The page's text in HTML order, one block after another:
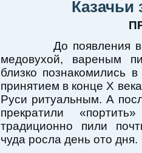
Казачьи
До появления
медовухой, вареным
близко познакомились
принятием в конце Х
Руси ритуальным. А
прекратили
традиционно пили
чуда росла день ото дня.